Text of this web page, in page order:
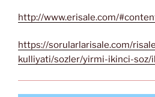
http://www.erisale.com/
https://sorularlarisale.com/
kulliyati/sozler/yirmi-ikinci-